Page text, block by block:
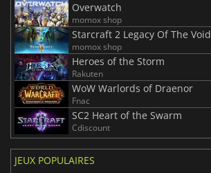
Overwatch
momox shop
Starcraft 2 Legacy Of The Void
momox shop
Heroes of the Storm
Rakuten
WoW Warlords of Draenor
Fnac
SC2 Heart of the Swarm
Cdiscount
JEUX POPULAIRES